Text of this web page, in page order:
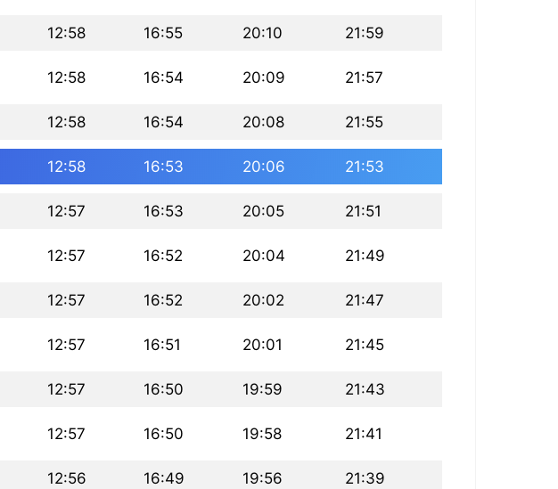
12:58 16:55 20:10 21:59
12:58 16:54 20:09 21:57
12:58 16:54 20:08 21:55
12:58 16:53 20:06 21:53
12:57 16:53 20:05 21:51
12:57 16:52 20:04 21:49
12:57 16:52 20:02 21:47
12:57 16:51 20:01 21:45
12:57 16:50 19:59 21:43
12:57 16:50 19:58 21:41
12:56 16:49 19:56 21:39